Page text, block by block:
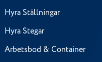
Hyra Ställningar
Hyra Stegar
Arbetsbod & Container